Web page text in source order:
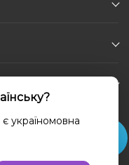
україномовна